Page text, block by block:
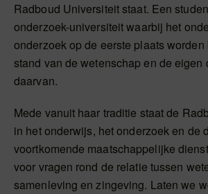
Radboud Universiteit staat. Een
onderzoek-universiteit waarbij het
onderzoek op de eerste plaats
stand van de wetenschap en de eigen
daarvan.
Mede vanuit haar traditie staat de
in het onderwijs, het onderzoek en de
voortkomende maatschappelijke
voor vragen rond de relatie tussen
samenleving en zingeving. Laten we